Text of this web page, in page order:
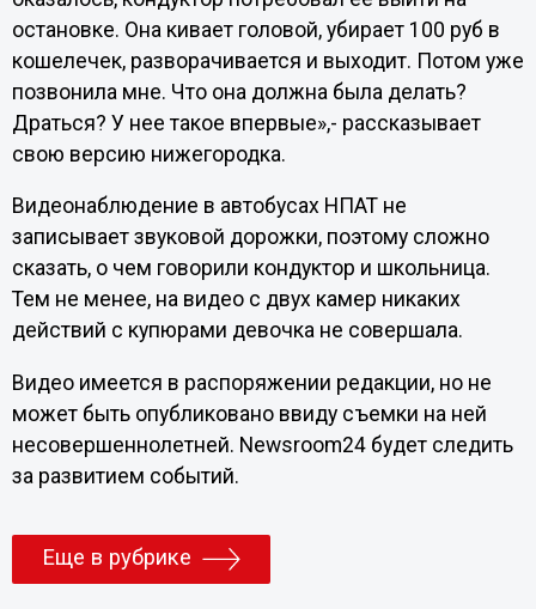
остановке. Она кивает головой, убирает 100 руб в
кошелечек, разворачивается и выходит. Потом уже
позвонила мне. Что она должна была делать?
Драться? У нее такое впервые»,- рассказывает
свою версию нижегородка.
Видеонаблюдение в автобусах НПАТ не
записывает звуковой дорожки, поэтому сложно
сказать, о чем говорили кондуктор и школьница.
Тем не менее, на видео с двух камер никаких
действий с купюрами девочка не совершала.
Видео имеется в распоряжении редакции, но не
может быть опубликовано ввиду съемки на ней
несовершеннолетней. Newsroom24 будет следить
за развитием событий.
Еще в рубрике